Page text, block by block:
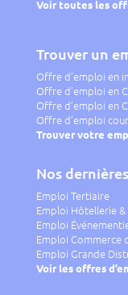
Voir toutes les
Trouver un
Offre d’emploi en
Offre d’emploi en
Offre d’emploi en
Offre d’emploi
Trouver votre
Nos
Emploi Tertiaire
Emploi Hôtellerie
Emploi
Emploi Commerce
Emploi Grande
Voir les offres